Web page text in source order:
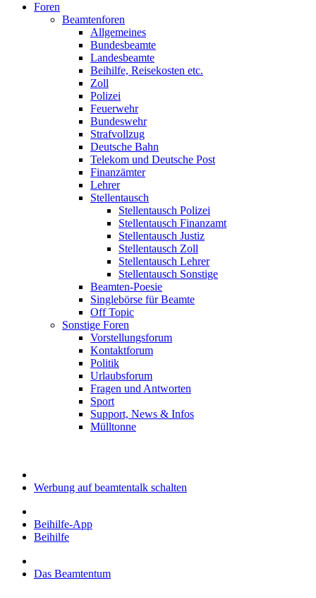
Foren
Beamtenforen
Allgemeines
Bundesbeamte
Landesbeamte
Beihilfe, Reisekosten etc.
Zoll
Polizei
Feuerwehr
Bundeswehr
Strafvollzug
Deutsche Bahn
Telekom und Deutsche Post
Finanzämter
Lehrer
Stellentausch
Stellentausch Polizei
Stellentausch Finanzamt
Stellentausch Justiz
Stellentausch Zoll
Stellentausch Lehrer
Stellentausch Sonstige
Beamten-Poesie
Singlebörse für Beamte
Off Topic
Sonstige Foren
Vorstellungsforum
Kontaktforum
Politik
Urlaubsforum
Fragen und Antworten
Sport
Support, News & Infos
Mülltonne
Werbung auf beamtentalk schalten
Beihilfe-App
Beihilfe
Das Beamtentum